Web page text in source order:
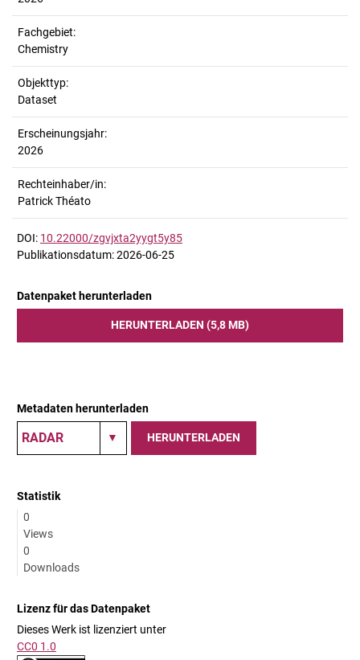
Fachgebiet:
Chemistry
Objekttyp:
Dataset
Erscheinungsjahr:
2026
Rechteinhaber/in:
Patrick Théato
DOI: 10.22000/zgvjxta2yygt5y85
Publikationsdatum: 2026-06-25
Datenpaket herunterladen
HERUNTERLADEN (5,8 MB)
Metadaten herunterladen
HERUNTERLADEN
Statistik
0
Views
0
Downloads
Lizenz für das Datenpaket
Dieses Werk ist lizenziert unter
CC0 1.0